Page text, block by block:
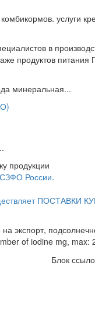
услуги
в
продуктов
минеральная...
продукции
СЗФО России.
ПОСТАВКИ
на экспорт,
of iodine mg, max:
Блок